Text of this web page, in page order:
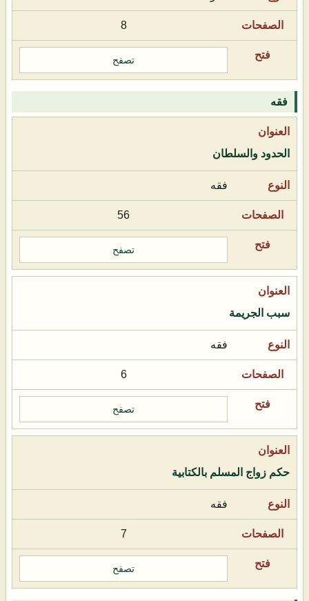
8
تصفح
فقه
الحدود والسلطان
فقه
56
تصفح
سبب الجريمة
فقه
6
تصفح
حكم زواج المسلم بالكتابية
فقه
7
تصفح